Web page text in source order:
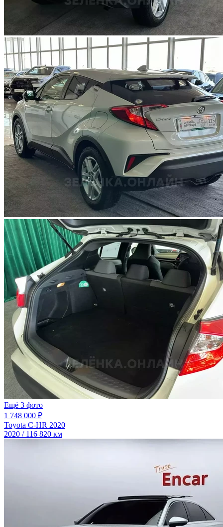
Ещё 3 фото
1 748 000 ₽
Toyota C-HR 2020
2020 / 116 820 км